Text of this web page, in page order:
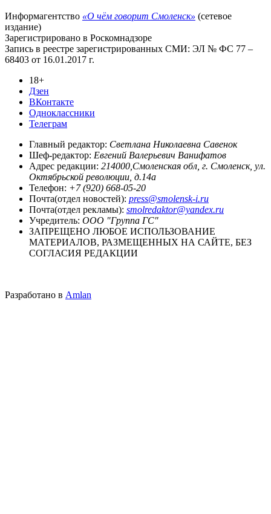
Информагентство «О чём говорит Смоленск» (сетевое
издание)
Зарегистрировано в Роскомнадзоре
Запись в реестре зарегистрированных СМИ: ЭЛ № ФС 77 –
68403 от 16.01.2017 г.
18+
Дзен
ВКонтакте
Одноклассники
Телеграм
Главный редактор: Светлана Николаевна Савенок
Шеф-редактор: Евгений Валерьевич Ванифатов
Адрес редакции: 214000,Смоленская обл, г. Смоленск, ул.
Октябрьской революции, д.14а
Телефон: +7 (920) 668-05-20
Почта(отдел новостей): press@smolensk-i.ru
Почта(отдел рекламы): smolredaktor@yandex.ru
Учредитель: ООО "Группа ГС"
ЗАПРЕЩЕНО ЛЮБОЕ ИСПОЛЬЗОВАНИЕ
МАТЕРИАЛОВ, РАЗМЕЩЕННЫХ НА САЙТЕ, БЕЗ
СОГЛАСИЯ РЕДАКЦИИ
Разработано в Amlan